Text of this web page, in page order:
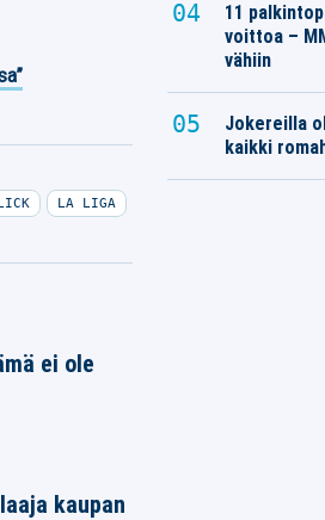
LA LIGA
ei ole
kaupan
11
voittoa –
vähiin
Jokereilla
kaikki